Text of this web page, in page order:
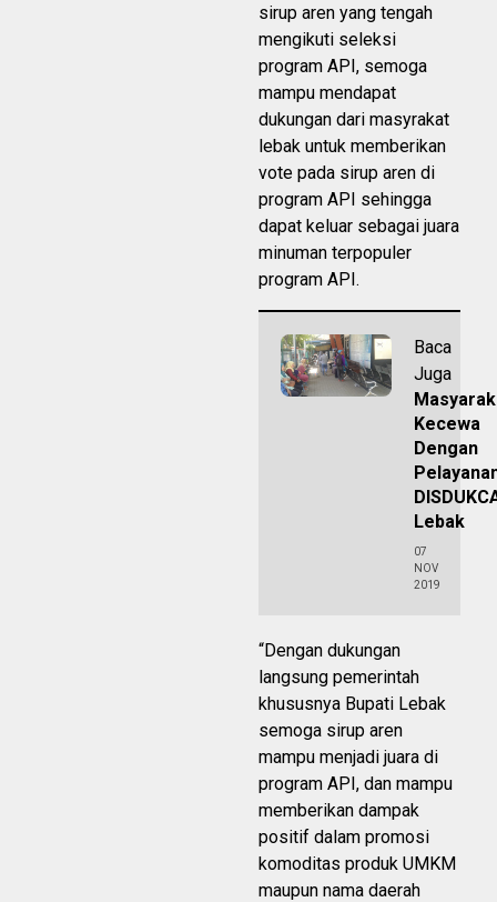
sirup aren yang tengah
mengikuti seleksi
program API, semoga
mampu mendapat
dukungan dari masyrakat
lebak untuk memberikan
vote pada sirup aren di
program API sehingga
dapat keluar sebagai juara
minuman terpopuler
program API.
Baca
Juga
Kecewa
Dengan
Lebak
07
NOV
2019
“Dengan dukungan
langsung pemerintah
khususnya Bupati Lebak
semoga sirup aren
mampu menjadi juara di
program API, dan mampu
memberikan dampak
positif dalam promosi
komoditas produk UMKM
maupun nama daerah